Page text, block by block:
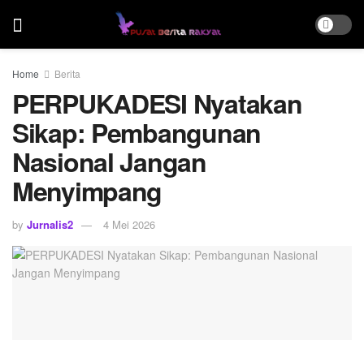
Home Berita
PERPUKADESI Nyatakan
Sikap: Pembangunan
Nasional Jangan
Menyimpang
by Jurnalis2 4 Mei 2026